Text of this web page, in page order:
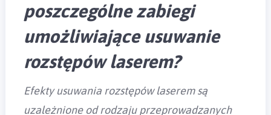
poszczególne zabiegi
umożliwiające usuwanie
rozstępów laserem?
Efekty usuwania rozstępów laserem są
uzależnione od rodzaju przeprowadzanych